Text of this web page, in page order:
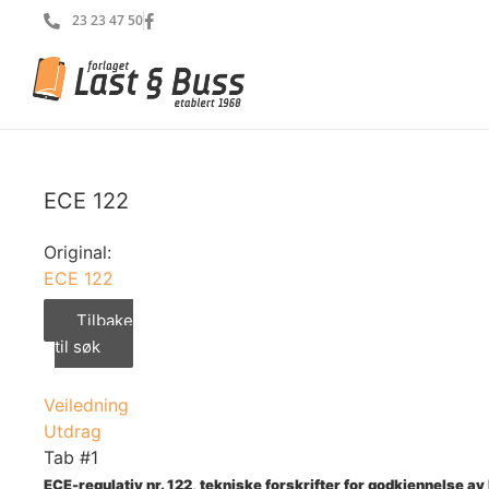
23 23 47 50
ECE 122
Original:
ECE 122
Tilbake
til søk
Veiledning
Utdrag
Tab #1
ECE-regulativ nr. 122, tekniske forskrifter for godkjennelse